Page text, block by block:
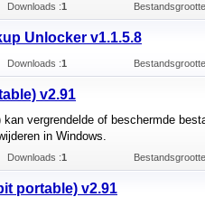
Downloads :1
Unlocker v1.1.5.8
Downloads :1
v2.91
vergrendelde of beschermde
in Windows.
Downloads :1
portable) v2.91